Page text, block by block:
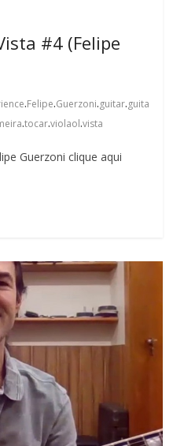
#4 (Felipe
.Felipe.Guerzoni.guitar.guita
.tocar.violaol.vista
Guerzoni clique aqui